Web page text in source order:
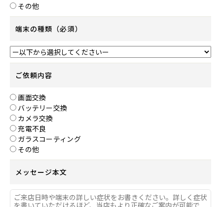
その他
端末の種類（必須）
ご依頼内容
画面交換
バッテリー交換
カメラ交換
充電不良
ガラスコーティング
その他
メッセージ本文